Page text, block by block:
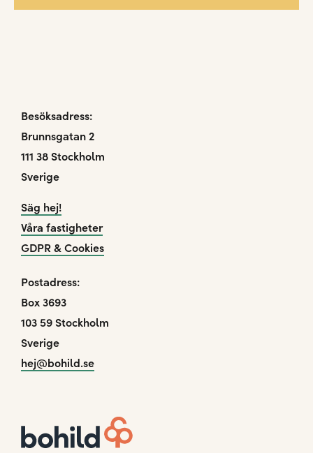
Besöksadress:
Brunnsgatan 2
111 38 Stockholm
Sverige
Säg hej!
Våra fastigheter
GDPR & Cookies
Postadress:
Box 3693
103 59 Stockholm
Sverige
hej@bohild.se